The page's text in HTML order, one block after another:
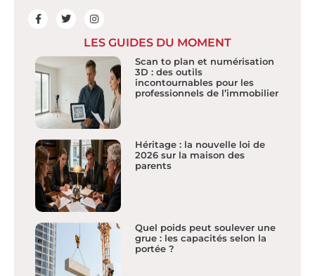
LES GUIDES DU MOMENT
Scan to plan et numérisation
3D : des outils
incontournables pour les
professionnels de l’immobilier
Héritage : la nouvelle loi de
2026 sur la maison des
parents
Quel poids peut soulever une
grue : les capacités selon la
portée ?